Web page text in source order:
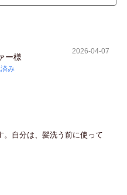
ー様
み
2026-04-07
。自分は、髪洗う前に使って